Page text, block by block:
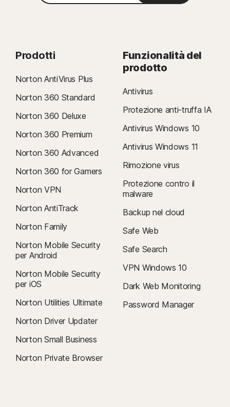
Prodotti
Norton AntiVirus Plus
Norton 360 Standard
Norton 360 Deluxe
Norton 360 Premium
Norton 360 Advanced
Norton 360 for Gamers
Norton VPN
Norton AntiTrack
Norton Family
Norton Mobile Security
per Android
Norton Mobile Security
per iOS
Norton Utilities Ultimate
Norton Driver Updater
Norton Small Business
Norton Private Browser
Funzionalità del
prodotto
Antivirus
Protezione anti-truffa IA
Antivirus Windows 10
Antivirus Windows 11
Rimozione virus
Protezione contro il
malware
Backup nel cloud
Safe Web
Safe Search
VPN Windows 10
Dark Web Monitoring
Password Manager